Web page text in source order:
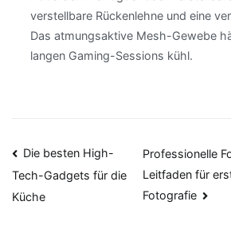
verstellbare Rückenlehne und eine
Das atmungsaktive Mesh-Gewebe
langen Gaming-Sessions kühl.
Die besten High-
Tech-Gadgets für die
Küche
Professionelle
Leitfaden für
Fotografie